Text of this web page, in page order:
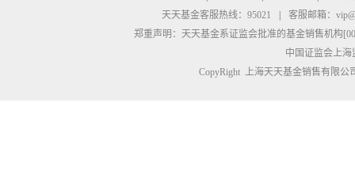
天天基金客服热线：95021
客服邮箱：
郑重声明： 天天基金系证监会批准的基金销售机构
中国证监会上
CopyRight 上海天天基金销售有限